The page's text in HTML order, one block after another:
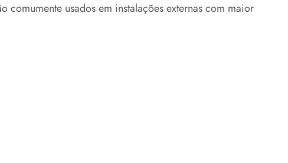
comumente usados ​​em instalações externas com maior